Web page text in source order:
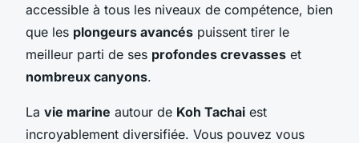
accessible à tous les niveaux de compétence, bien
que les plongeurs avancés puissent tirer le
meilleur parti de ses profondes crevasses et
nombreux canyons.
La vie marine autour de Koh Tachai est
incroyablement diversifiée. Vous pouvez vous